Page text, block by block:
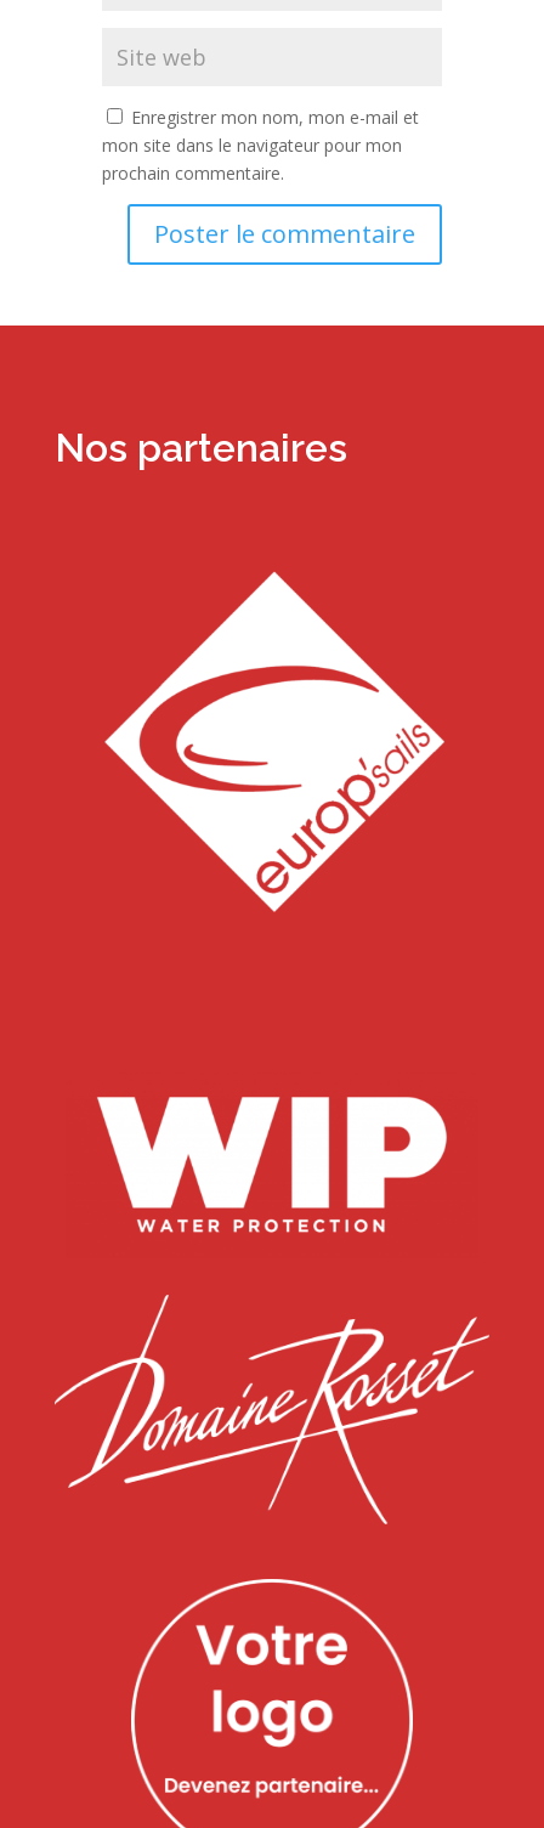
Enregistrer mon nom, mon e-mail et
mon site dans le navigateur pour mon
prochain commentaire.
Nos partenaires